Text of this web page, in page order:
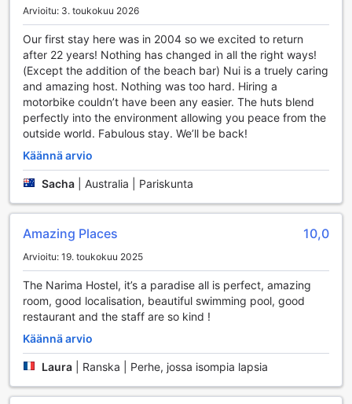
hoitaa työasioitasi vaivatta. Hotelli tarjoaa myös nopean
sisään- ja uloskirjautumisen, mikä tekee saapumisesta ja
lähtemisestä sujuvampaa. Lisäksi voit hyödyntää
matkatavaroiden säilytystilaa, mikä tekee liikkumisesta
ympäristössä vaivattomampaa. The Narima on täydellinen
valinta, jos arvostat käytännöllisiä palveluja lomasi aikana.
The Nariman kuljetuspalvelut: Mukavuutta ja
joustavuutta matkallesi
vaivatonta ja miellyttävää erinomaisen kuljetuspalvelun
joka noutaa sinut suoraan saapumispaikaltasi ja vie sinut
turvallisesti perille. Tämä palvelu on täydellinen, jos haluat
välttää stressiä ja nauttia rauhallisesta matkasta. Lisäksi
The Narima järjestää monenlaisia retkiä, jotka vievät sinut
saaren kauneimpiin kohteisiin, joten voit tutustua paikallisiin
nähtävyyksiin ja kulttuuriin vaivattomasti.
Hotellissa on myös ilmainen pysäköintimahdollisuus, mikä
tekee siitä erinomaisen vaihtoehdon autoilijoille. Voit
hyödyntää itsepalvelupysäköintiä tai vuokrata auton
suoraan hotellista, mikä antaa sinulle vapauden tutkia
saarta omaan tahtiisi. Jos et halua huolehtia omasta
autosta, The Narima tarjoaa myös shuttle-palveluja, jotka
vievät sinut lähellä oleviin kohteisiin. Hotellin
Arvioitu: 3. toukokuu 2026
Our first stay here was in 2004 so we excited to return
after 22 years! Nothing has changed in all the right ways!
(Except the addition of the beach bar) Nui is a truely caring
and amazing host. Nothing was too hard. Hiring a
motorbike couldn’t have been any easier. The huts blend
perfectly into the environment allowing you peace from the
outside world. Fabulous stay. We’ll be back!
Käännä arvio
Sacha Australia | Pariskunta
Amazing Places 10,0
Arvioitu: 19. toukokuu 2025
The Narima Hostel, it’s a paradise all is perfect, amazing
room, good localisation, beautiful swimming pool, good
restaurant and the staff are so kind !
Käännä arvio
Laura Ranska | Perhe, jossa isompia lapsia